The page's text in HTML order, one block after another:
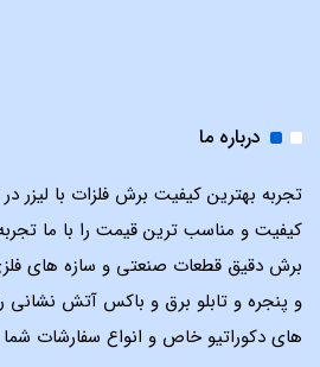
درباره ما
تجربه بهترین کیفیت برش فلزات با لیزر
کیفیت و مناسب ترین قیمت را با ما
برش دقیق قطعات صنعتی و سازه های
و پنجره و تابلو برق و باکس آتش
های دکوراتیو خاص و انواع سفارشات شما